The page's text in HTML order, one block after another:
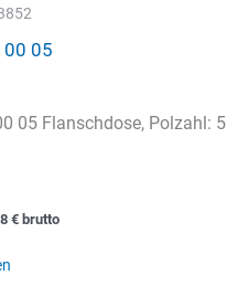
00 05
05 Flanschdose, Polzahl: 5
€ brutto